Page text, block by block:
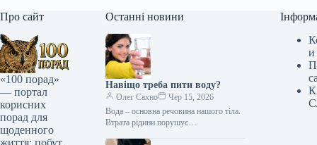
Про сайт
«100 порад»
— портал
корисних
порад для
щоденного
життя: побут,
Останні новини
Навіщо треба пити воду?
Олег Сахно
Чер 15, 2026
Вода – основна речовина нашого тіла.
Втрата рідини порушує
и